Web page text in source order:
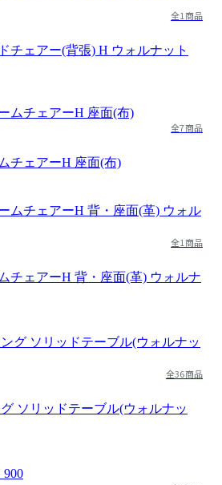
全1商品
チェアー(背張) H ウォルナット
全7商品
チェアーH 座面(布)
全1商品
チェアーH 背・座面(革) ウォルナ
全36商品
ソリッドテーブル(ウォルナッ